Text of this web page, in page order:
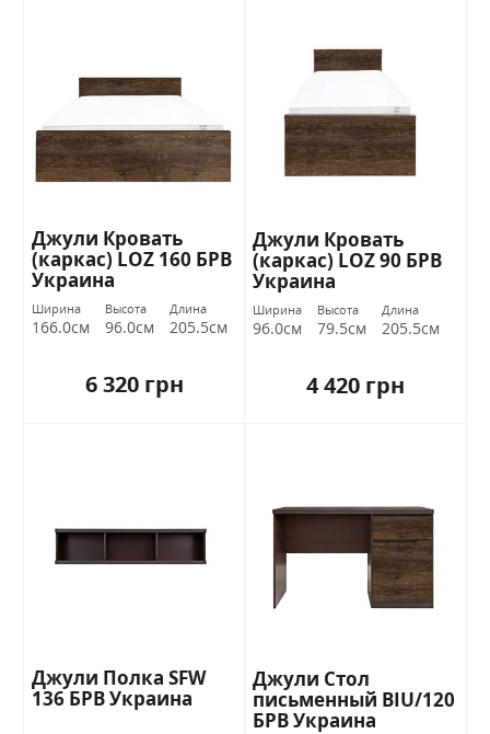
Джули Кровать
(каркас) LOZ 160 БРВ
Украина
Ширина
166.0см
Высота
96.0см
Длина
205.5см
6 320 грн
Джули Кровать
(каркас) LOZ 90 БРВ
Украина
Ширина
96.0см
Высота
79.5см
Длина
205.5см
4 420 грн
Джули Полка SFW
136 БРВ Украина
Джули Стол
письменный BIU/120
БРВ Украина